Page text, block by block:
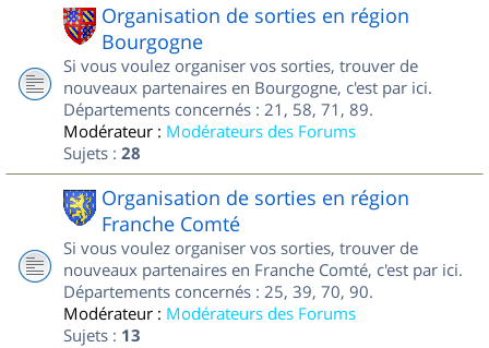
Organisation de sorties en région
Bourgogne
Si vous voulez organiser vos sorties, trouver de
nouveaux partenaires en Bourgogne, c'est par ici.
Départements concernés : 21, 58, 71, 89.
Modérateur : Modérateurs des Forums
Sujets : 28
Organisation de sorties en région
Franche Comté
Si vous voulez organiser vos sorties, trouver de
nouveaux partenaires en Franche Comté, c'est par ici.
Départements concernés : 25, 39, 70, 90.
Modérateur : Modérateurs des Forums
Sujets : 13